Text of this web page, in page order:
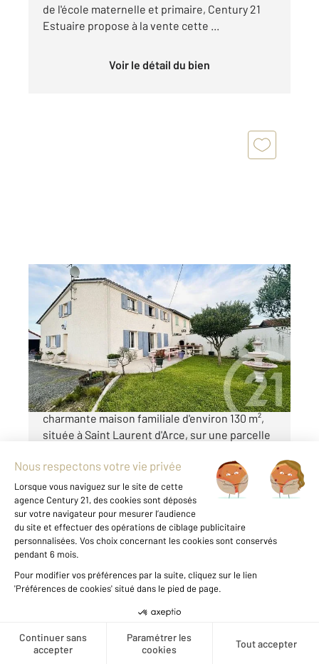
Créer une alerte
de l'école maternelle et primaire, Century 21
Estuaire propose à la vente cette ...
Voir le détail du bien
ST LAURENT D ARCE 33
126,69 m
, 5 pièces
Ref : 305
Maison à vendre
254 000 €
Century 21 Estuaire vous propose cette
charmante maison familiale d'environ 130 m²,
située à Saint Laurent d'Arce, sur une parcelle
et une luminosité très appréciable. Au rez-de-
chaussée, vous ...
Voir le détail du bien